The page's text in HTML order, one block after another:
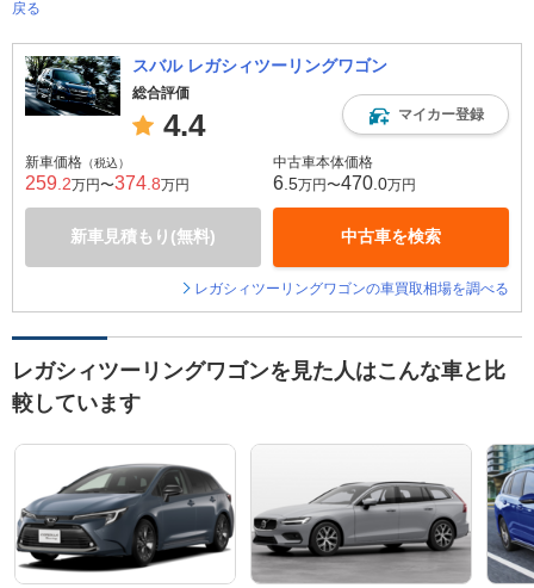
戻る
スバル レガシィツーリングワゴン
総合評価
4.4 マイカー登録
新車価格 （税込）
259 .2万円〜374 .8万円
新車見積もり(無料)
中古車本体価格
6 .5万円〜470 .0万円
中古車を検索
レガシィツーリングワゴンの車買取相場を調べる
レガシィツーリングワゴンを見た人はこんな車と比
較しています